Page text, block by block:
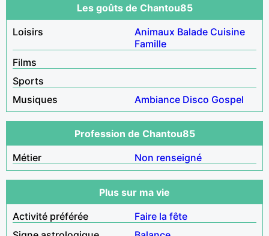
Les goûts de Chantou85
Loisirs
Animaux Balade Cuisine
Famille
Films
Sports
Musiques
Ambiance Disco Gospel
Profession de Chantou85
Métier
Non renseigné
Plus sur ma vie
Activité préférée
Faire la fête